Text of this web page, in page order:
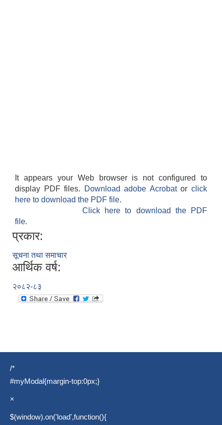
It appears your Web browser is not configured to
display PDF files.
Download adobe Acrobatorclick
here to download the PDF file.
Click here to download the PDF
file.
प्रकार:
सूचना तथा समाचार
आर्थिक वर्ष:
२०८२-८३
/*
#myModal{margin-top:0px;}
×
$(window).on('load',function(){